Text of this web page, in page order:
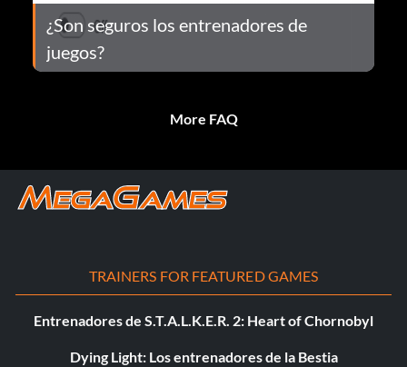
¿Son seguros los entrenadores de
juegos?
More FAQ
TRAINERS FOR FEATURED GAMES
Entrenadores de S.T.A.L.K.E.R. 2: Heart of Chornobyl
Dying Light: Los entrenadores de la Bestia